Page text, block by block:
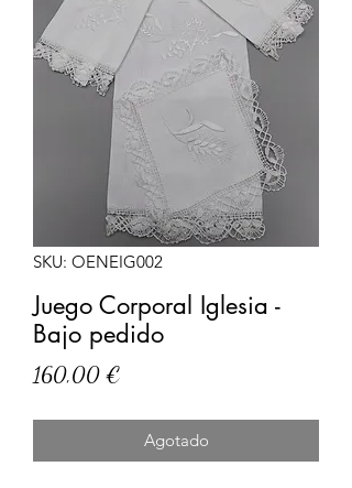
SKU: OENEIG002
Juego Corporal Iglesia -
Bajo pedido
160,00 €
Agotado